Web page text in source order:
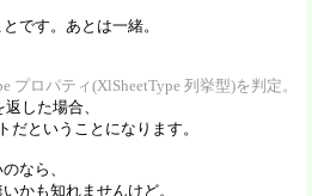
です。あとは一緒。
プロパティ(XlSheetType 列挙型)を判定。
した場合、
だということになります。
なら、
かも知れませんけど。